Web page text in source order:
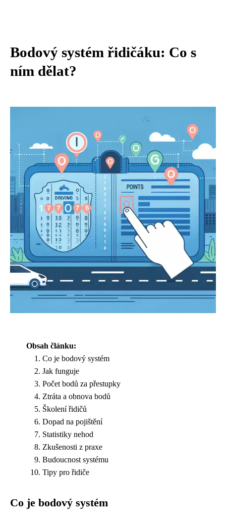
Bodový systém řidičáku: Co s
ním dělat?
Obsah článku:
Co je bodový systém
Jak funguje
Počet bodů za přestupky
Ztráta a obnova bodů
Školení řidičů
Dopad na pojištění
Statistiky nehod
Zkušenosti z praxe
Budoucnost systému
Tipy pro řidiče
Co je bodový systém